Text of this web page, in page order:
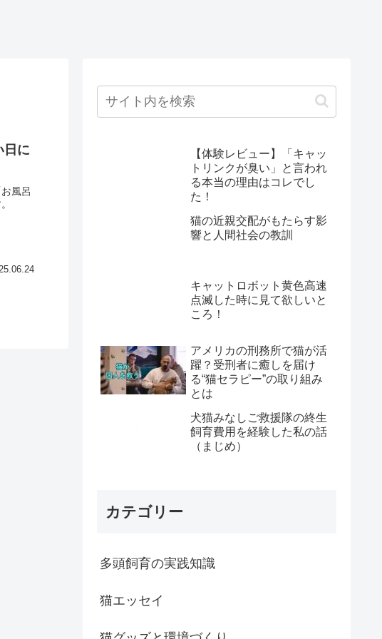
日に
風呂
【体験レビュー】「キャッ
トリンクが臭い」と言われ
る本当の理由はコレでし
た！
猫の近親交配がもたらす影
響と人間社会の教訓
キャットロボット黄色高速
点滅した時に見て欲しいと
ころ！
アメリカの刑務所で猫が活
躍？受刑者に癒しを届け
る“猫セラピー”の取り組み
とは
犬猫みなしご救援隊の終生
飼育費用を経験した私の話
（まじめ）
カテゴリー
多頭飼育の実践知識
猫エッセイ